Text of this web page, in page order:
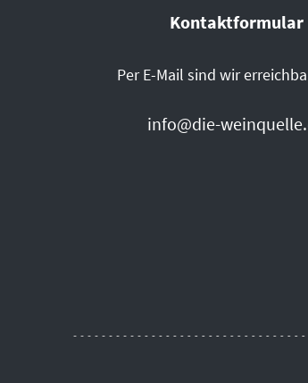
Kontaktformular
Per E-Mail sind wir
info@die-